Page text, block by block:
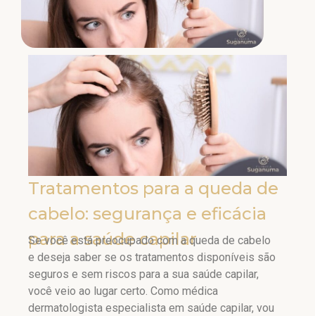
Tratamentos para a queda de
cabelo: segurança e eficácia
para a saúde capilar
Se você está preocupado com a queda de cabelo
e deseja saber se os tratamentos disponíveis são
seguros e sem riscos para a sua saúde capilar,
você veio ao lugar certo. Como médica
dermatologista especialista em saúde capilar, vou